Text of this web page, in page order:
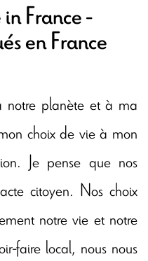
France -
en France
notre planète et à ma
choix de vie à mon
Je pense que nos
citoyen. Nos choix
notre vie et notre
faire local, nous nous